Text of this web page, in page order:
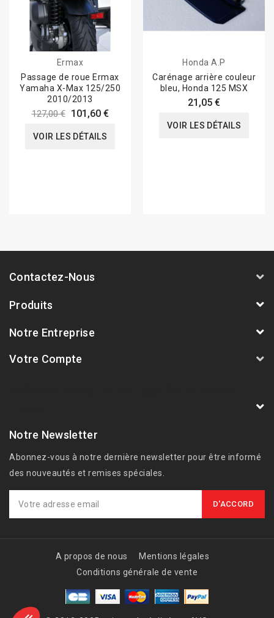
Ermax
Passage de roue Ermax
Yamaha X-Max 125/250
2010/2013
127,00 € 101,60 €
VOIR LES DÉTAILS
Honda A.P
Carénage arrière couleur
bleu, Honda 125 MSX
21,05 €
VOIR LES DÉTAILS
Contactez-Nous
Produits
Notre Entreprise
Votre Compte
Notre Newsletter
Abonnez-vous à notre dernière newsletter pour être informé
des nouveautés et remises spéciales.
A propos de nous
Mentions légales
Conditions générale de vente